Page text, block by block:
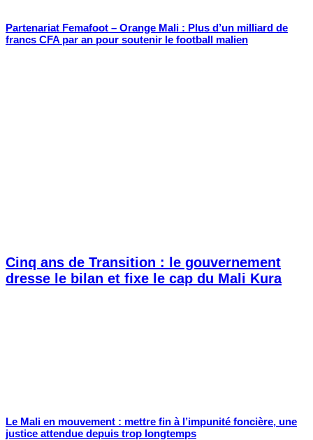
Partenariat Femafoot – Orange Mali : Plus d’un milliard de
francs CFA par an pour soutenir le football malien
Cinq ans de Transition : le gouvernement
dresse le bilan et fixe le cap du Mali Kura
Le Mali en mouvement : mettre fin à l’impunité foncière, une
justice attendue depuis trop longtemps